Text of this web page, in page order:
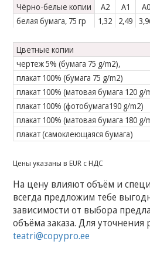
Чёрно-белые копии A2 A1 A0
белая бумага, 75 гр
1,32 2,49
Цветные копии
чертеж 5% (бумага 75 g/m2),
плакат 100% (бумага 75 g/m2)
плакат 100% (матовая бумага 120 g/
плакат 100% (фотобумага190 g/m2)
плакат 100% (матовая бумага 180 g/
плакат (самоклеющаяся бумага)
Цены указаны в EUR с НДC
На цену влияют объём и
всегда предложим тебе
зависимости от выбора
объёма заказа. Для
teatri@copypro.ee